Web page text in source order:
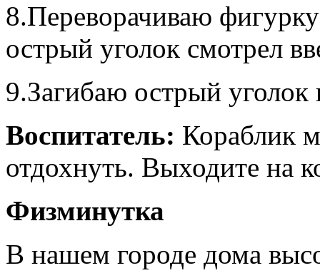
8.Переворачиваю
острый уголок смотрел
9.Загибаю острый уголок
Воспитатель: Кораблик
отдохнуть. Выходите на
Физминутка
В нашем городе дома